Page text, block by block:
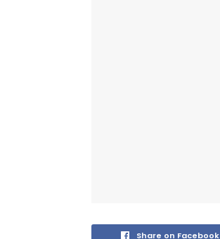
Share on Facebook